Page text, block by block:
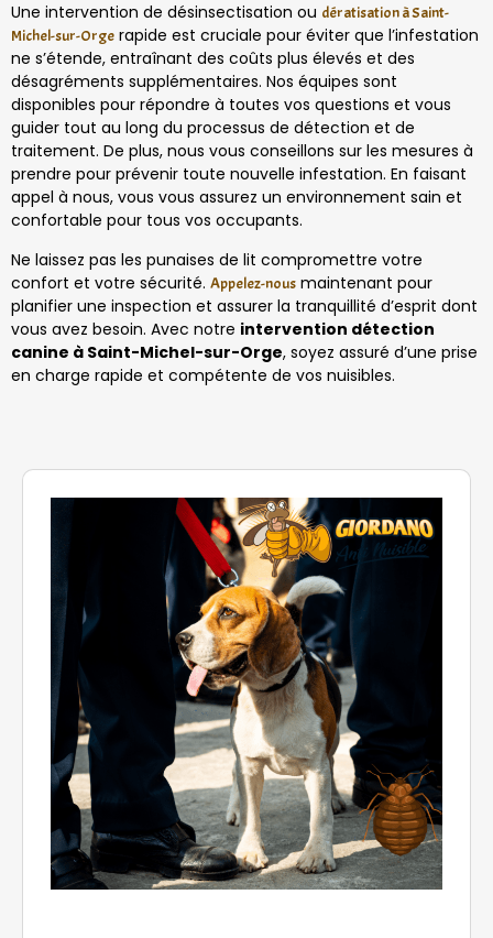
Une intervention de désinsectisation ou dératisation à Saint-
Michel-sur-Orge rapide est cruciale pour éviter que l’infestation
ne s’étende, entraînant des coûts plus élevés et des
désagréments supplémentaires. Nos équipes sont
disponibles pour répondre à toutes vos questions et vous
guider tout au long du processus de détection et de
traitement. De plus, nous vous conseillons sur les mesures à
prendre pour prévenir toute nouvelle infestation. En faisant
appel à nous, vous vous assurez un environnement sain et
confortable pour tous vos occupants.
Ne laissez pas les punaises de lit compromettre votre
confort et votre sécurité. Appelez-nous maintenant pour
planifier une inspection et assurer la tranquillité d’esprit dont
vous avez besoin. Avec notre intervention détection
canine à Saint-Michel-sur-Orge, soyez assuré d’une prise
en charge rapide et compétente de vos nuisibles.